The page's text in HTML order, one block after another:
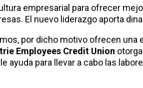
empresarial para ofrecer
El nuevo liderazgo aporta
por dicho motivo ofrecen una
Employees Credit Union
ayuda para llevar a cabo las